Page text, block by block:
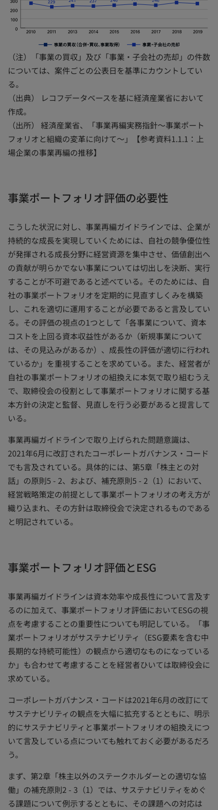
（注）「事業の買収」及び「事業・子会社の売却」の件数
については、案件ごとの公表日を基準にカウントしてい
る。
（出典） レコフデータベースを基に経済産業省において
作成。
（出所） 経済産業省、「事業再編実務指針～事業ポート
フォリオと組織の変革に向けて～」【参考資料1.1.1：上
場企業の事業再編の推移】
事業ポートフォリオ評価の必要性
こうした状況に対し、事業再編ガイドラインでは、企業が
持続的な成長を実現していくためには、自社の競争優位性
が発揮される成長分野に経営資源を集中させ、価値創出へ
の貢献が明らかでない事業については切出しを決断、実行
することが不可避であると述べている。そのためには、自
社の事業ポートフォリオを定期的に見直すしくみを構築
し、これを適切に運用することが必要であると言及してい
る。その評価の視点の1つとして「各事業について、資本
コストを上回る資本収益性があるか（新規事業について
は、その見込みがあるか）、成長性の評価が適切に行われ
ているか」を重視することを求めている。また、経営者が
自社の事業ポートフォリオの組換えに本気で取り組むうえ
で、取締役会の役割として事業ポートフォリオに関する基
本方針の決定と監督、見直しを行う必要があると提言して
いる。
事業再編ガイドラインで取り上げられた問題意識は、
2021年6月に改訂されたコーポレートガバナンス・コード
でも言及されている。具体的には、第5章「株主との対
話」の原則5 - 2、および、補充原則5 - 2（1）において、
経営戦略策定の前提として事業ポートフォリオの考え方が
織り込まれ、その方針は取締役会で決定されるものである
と明記されている。
事業ポートフォリオ評価とESG
事業再編ガイドラインは資本効率や成長性について言及す
るのに加えて、事業ポートフォリオ評価においてESGの視
点を考慮することの重要性についても明記している。「事
業ポートフォリオがサステナビリティ（ESG要素を含む中
長期的な持続可能性）の観点から適切なものになっている
か」も合わせて考慮することを経営者ひいては取締役会に
求めている。
コーポレートガバナンス・コードは2021年6月の改訂にて
サステナビリティの観点を大幅に拡充するとともに、明示
的にサステナビリティと事業ポートフォリオの組換えにつ
いて言及している点についても触れておく必要があるだろ
う。
まず、第2章「株主以外のステークホルダーとの適切な協
働」の補充原則2 - 3（1）では、サステナビリティをめぐ
る課題について例示するとともに、その課題への対応は